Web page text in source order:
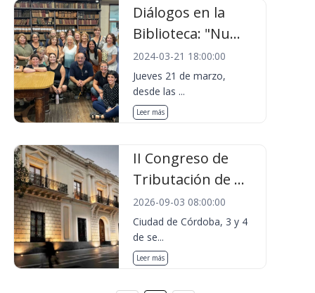
Diálogos en la
Biblioteca: "Nu...
2024-03-21 18:00:00
Jueves 21 de marzo,
desde las ...
Leer más
II Congreso de
Tributación de ...
2026-09-03 08:00:00
Ciudad de Córdoba, 3 y 4
de se...
Leer más